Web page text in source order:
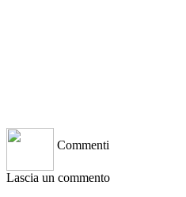
Commenti
Lascia un commento